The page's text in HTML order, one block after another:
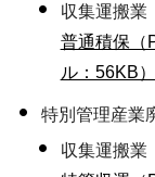
収集運搬業
普通積保（
ル：56KB）
特別管理産業
収集運搬業